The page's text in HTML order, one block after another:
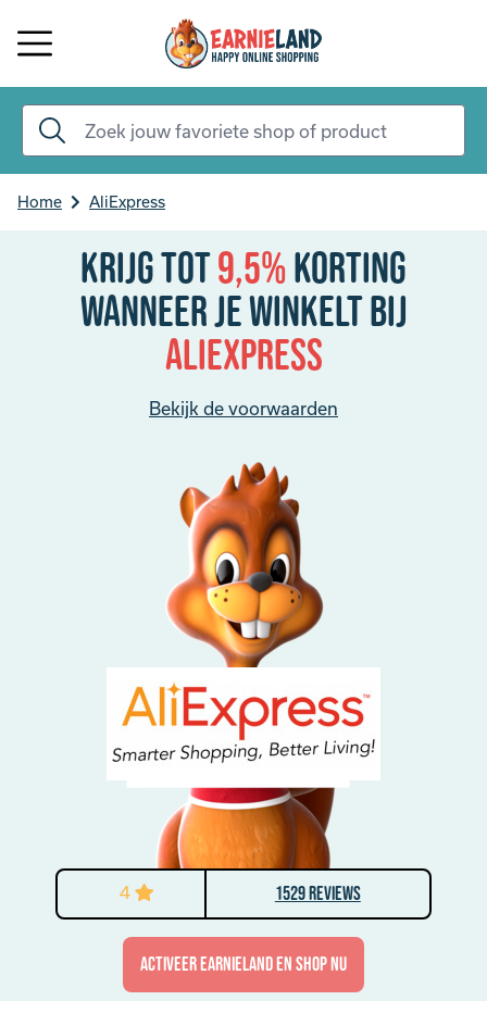
Home AliExpress
Krijg tot9,5%korting
Wanneer je winkelt bij
AliExpress
Bekijk de voorwaarden
4 1529 Reviews
activeer Earnieland en shop nu